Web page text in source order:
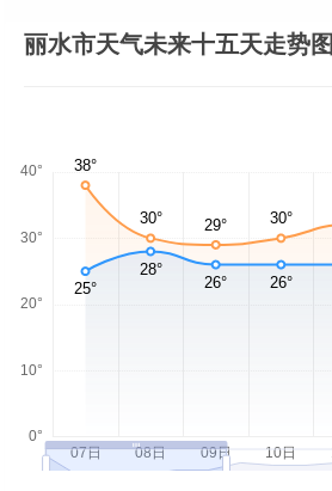
丽水市天气未来十五天走势图